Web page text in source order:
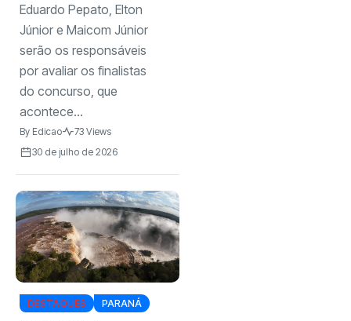
destaque da
música brasileira
na grande final
Eduardo Pepato, Elton
Júnior e Maicom Júnior
serão os responsáveis
por avaliar os finalistas
do concurso, que
acontece...
By Edicao
73 Views
30 de julho de 2026
DESTAQUES PARANÁ